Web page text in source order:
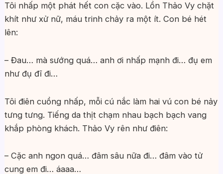
Tôi nhấp một phát hết con cặc vào. Lồn Thảo Vy chặt
khít như xử nữ, máu trinh chảy ra một ít. Con bé hét
lên:
– Đau… mà sướng quá… anh ơi nhấp mạnh đi… đụ em
như đụ đĩ đi…
Tôi điên cuồng nhấp, mỗi cú nắc làm hai vú con bé nảy
tưng tưng. Tiếng da thịt chạm nhau bạch bạch vang
khắp phòng khách. Thảo Vy rên như điên:
– Cặc anh ngon quá… đâm sâu nữa đi… đâm vào tử
cung em đi… áaaa…